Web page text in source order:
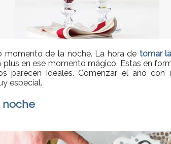
momento de la noche. La hora de tomar
plus en ese momento mágico. Estas en
parecen ideales. Comenzar el año con
especial.
noche